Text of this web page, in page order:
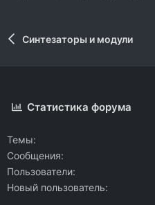
Синтезаторы и модули
Статистика форума
Темы
Сообщения
Пользователи
Новый пользователь